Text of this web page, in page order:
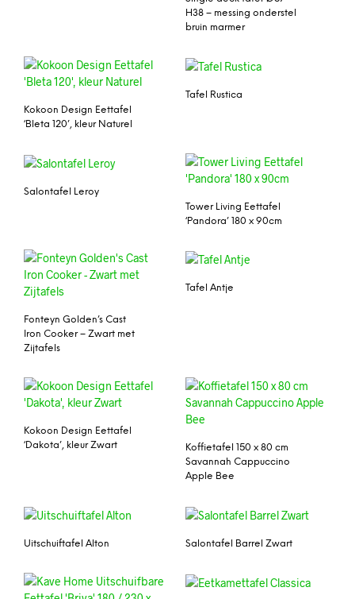
H38 – messing onderstel
bruin marmer
Kokoon Design Eettafel
‘Bleta 120’, kleur Naturel
Tafel Rustica
Salontafel Leroy
Tower Living Eettafel
‘Pandora’ 180 x 90cm
Fonteyn Golden’s Cast
Iron Cooker – Zwart met
Zijtafels
Tafel Antje
Kokoon Design Eettafel
‘Dakota’, kleur Zwart
Koffietafel 150 x 80 cm
Savannah Cappuccino
Apple Bee
Uitschuiftafel Alton Salontafel Barrel Zwart